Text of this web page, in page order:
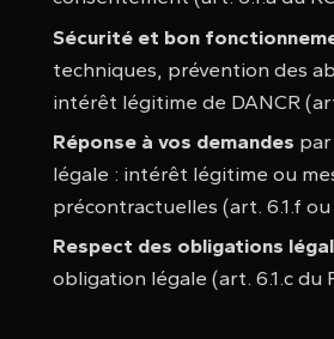
Sécurité et bon
techniques, prévention des
intérêt légitime de DANCR
Réponse à vos demandes
légale : intérêt légitime ou
précontractuelles (art. 6.1.f ou
Respect des obligations
obligation légale (art. 6.1.c du